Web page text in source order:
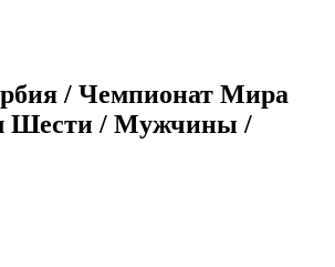
/ Чемпионат Мира
Шести / Мужчины /